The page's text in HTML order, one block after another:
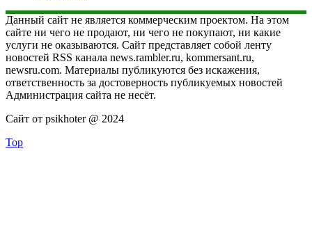
Данный сайт не является коммерческим проектом. На этом
сайте ни чего не продают, ни чего не покупают, ни какие
услуги не оказываются. Сайт представляет собой ленту
новостей RSS канала news.rambler.ru, kommersant.ru,
newsru.com. Материалы публикуются без искажения,
ответственность за достоверность публикуемых новостей
Администрация сайта не несёт.
Сайт от psikhoter @ 2024
Top